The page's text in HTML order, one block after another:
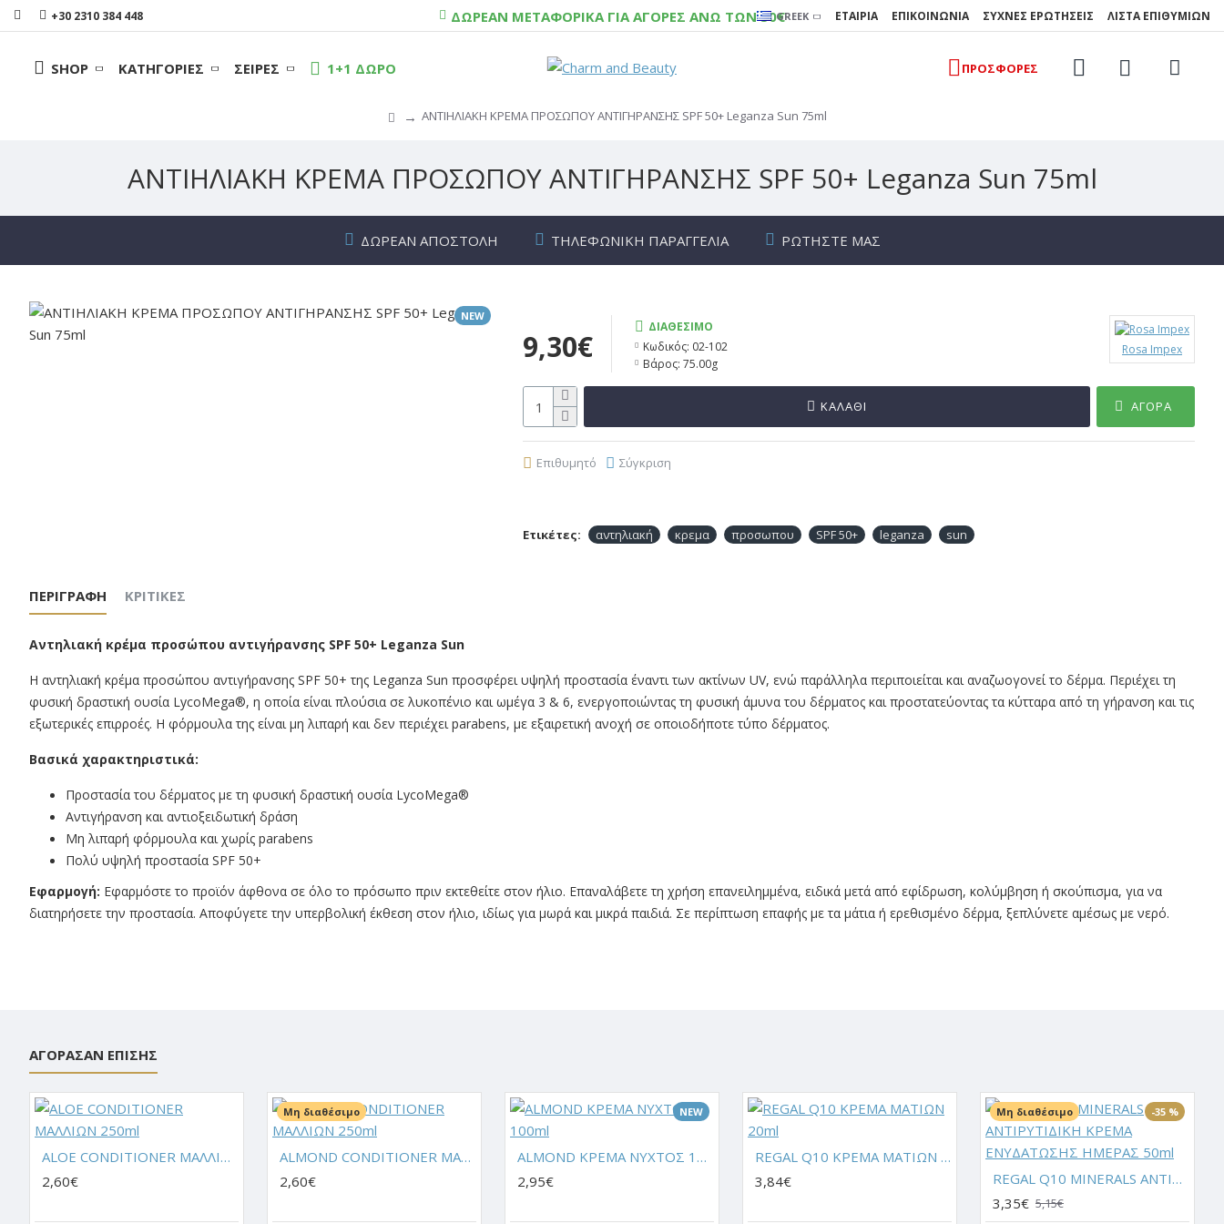
+30 2310 384 448 ΔΩΡΕΑΝ ΜΕΤΑΦΟΡΙΚΑ ΓΙΑ ΑΓΟΡΕΣ ΑΝΩ ΤΩΝ 50€GREEK ΕΤΑΙΡΊΑ ΕΠΙΚΟΙΝΩΝΊΑ ΣΥΧΝΈΣ ΕΡΩΤΉΣΕΙΣ ΛΊΣΤΑ ΕΠΙΘΥΜΙΏΝ
SHOP ΚΑΤΗΓΟΡΊΕΣ ΣΕΙΡΈΣ 1+1 ΔΩΡΟ ΠΡΟΣΦΟΡΈΣ
ΑΝΤΙΗΛΙΑΚΗ ΚΡΕΜΑ ΠΡΟΣΩΠΟΥ ΑΝΤΙΓΗΡΑΝΣΗΣ SPF 50+ Leganza Sun 75ml
ΑΝΤΙΗΛΙΑΚΗ ΚΡΕΜΑ ΠΡΟΣΩΠΟΥ ΑΝΤΙΓΗΡΑΝΣΗΣ SPF 50+ Leganza Sun 75ml
ΔΩΡΕΆΝ ΑΠΟΣΤΟΛΉ ΤΗΛΕΦΩΝΙΚΉ ΠΑΡΑΓΓΕΛΊΑ ΡΩΤΉΣΤΕ ΜΑΣ
NEW
9,30€
ΔΙΑΘΈΣΙΜΟ
Κωδικός: 02-102
Βάρος: 75.00g
Rosa Impex
ΚΑΛΆΘΙ ΑΓΟΡΆ
Επιθυμητό Σύγκριση
Ετικέτες: αντηλιακή κρεμα προσωπου SPF 50+ leganza sun
ΠΕΡΙΓΡΑΦΉ ΚΡΙΤΙΚΈΣ
Αντηλιακή κρέμα προσώπου αντιγήρανσης SPF 50+ Leganza Sun
Η αντηλιακή κρέμα προσώπου αντιγήρανσης SPF 50+ της Leganza Sun προσφέρει υψηλή προστασία έναντι των ακτίνων UV, ενώ παράλληλα περιποιείται και αναζωογονεί το δέρμα. Περιέχει τη
φυσική δραστική ουσία LycoMega®, η οποία είναι πλούσια σε λυκοπένιο και ωμέγα 3 & 6, ενεργοποιώντας τη φυσική άμυνα του δέρματος και προστατεύοντας τα κύτταρα από τη γήρανση και τις
εξωτερικές επιρροές. Η φόρμουλα της είναι μη λιπαρή και δεν περιέχει parabens, με εξαιρετική ανοχή σε οποιοδήποτε τύπο δέρματος.
Βασικά χαρακτηριστικά:
Προστασία του δέρματος με τη φυσική δραστική ουσία LycoMega®
Αντιγήρανση και αντιοξειδωτική δράση
Μη λιπαρή φόρμουλα και χωρίς parabens
Πολύ υψηλή προστασία SPF 50+
Εφαρμογή: Εφαρμόστε το προϊόν άφθονα σε όλο το πρόσωπο πριν εκτεθείτε στον ήλιο. Επαναλάβετε τη χρήση επανειλημμένα, ειδικά μετά από εφίδρωση, κολύμβηση ή σκούπισμα, για να
διατηρήσετε την προστασία. Αποφύγετε την υπερβολική έκθεση στον ήλιο, ιδίως για μωρά και μικρά παιδιά. Σε περίπτωση επαφής με τα μάτια ή ερεθισμένο δέρμα, ξεπλύνετε αμέσως με νερό.
ΑΓΌΡΑΣΑΝ ΕΠΊΣΗΣ
ALOE CONDITIONER ΜΑΛΛΙΩΝ 250ml
2,60€
Μη διαθέσιμο
ALMOND CONDITIONER ΜΑΛΛΙΩΝ 250ml
2,60€
NEW
ALMOND ΚΡΕΜΑ ΝΥΧΤΟΣ 100ml
2,95€
REGAL Q10 ΚΡΕΜΑ ΜΑΤΙΩΝ 20ml
3,84€
-35 %
Μη διαθέσιμο
REGAL Q10 MINERALS ΑΝΤΙΡΥΤΙΔΙΚΗ ΚΡΕΜΑ ΕΝΥΔΑΤΩΣΗΣ ΗΜΕΡΑΣ 50ml
3,35€ 5,15€